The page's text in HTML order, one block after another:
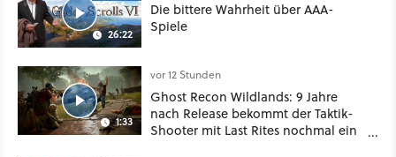
26:22
Die bittere Wahrheit über AAA-
Spiele
1:33
vor 12 Stunden
Ghost Recon Wildlands: 9 Jahre
nach Release bekommt der Taktik-
Shooter mit Last Rites nochmal ein